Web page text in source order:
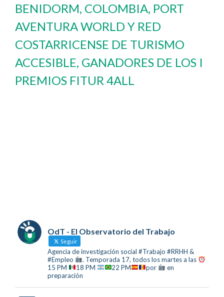
BENIDORM, COLOMBIA, PORT
AVENTURA WORLD Y RED
COSTARRICENSE DE TURISMO
ACCESIBLE, GANADORES DE LOS I
PREMIOS FITUR 4ALL
OdT - El Observatorio del Trabajo
Seguir
Agencia de investigación social #Trabajo #RRHH &
#Empleo
. Temporada 17, todos los martes a las
15 PM
18 PM 22 PM por
en
preparación